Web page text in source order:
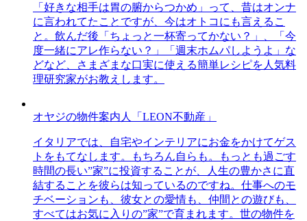
「好きな相手は胃の腑からつかめ」って、昔はオンナ
に言われてたことですが、今はオトコにも言えるこ
と。飲んだ後「ちょっと一杯寄ってかない？」、「今
度一緒にアレ作らない？」「週末ホムパしようよ」な
どなど、さまざまな口実に使える簡単レシピを人気料
理研究家がお教えします。
オヤジの物件案内人「LEON不動産」
イタリアでは、自宅やインテリアにお金をかけてゲス
トをもてなします。もちろん自らも。もっとも過ごす
時間の長い”家”に投資することが、人生の豊かさに直
結することを彼らは知っているのですね。仕事へのモ
チベーションも、彼女との愛情も、仲間との遊びも、
すべてはお気に入りの”家”で育まれます。世の物件を